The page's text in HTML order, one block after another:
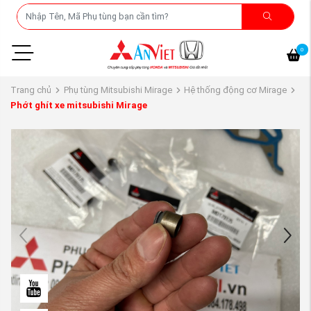
0
Trang chủ Phụ tùng Mitsubishi Mirage
Hệ thống động cơ Mirage
Phớt ghít xe mitsubishi Mirage